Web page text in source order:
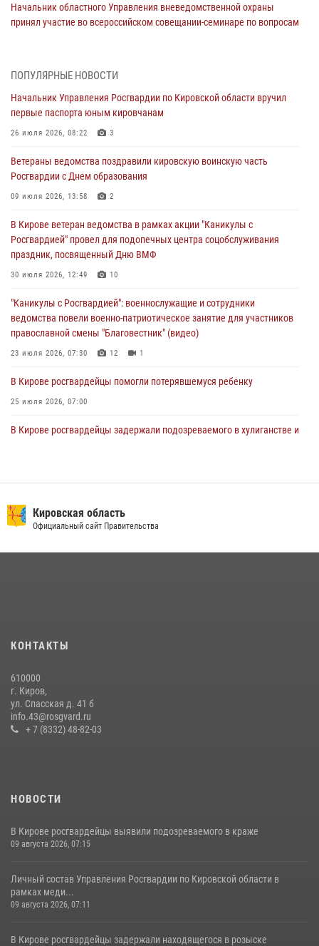
Начальник областного Управления вневедомственной охраны
принял участие во всероссийском совещании-семинаре по вопросам
инструмента
07 августа 2026, 08:39
хулиганстве
06 августа 2026, 07:00
почетные знаки и грамоты росгвардейцам (видео)
05 августа 2026, 11:00
В Кирове росгвардейцы задержали подозреваемую в сбыте
04 августа 2026, 09:30
ПОПУЛЯРНЫЕ НОВОСТИ
Начальник Управления Росгвардии по Кировской области вручил
первые паспорта юным кировчанам
26 июля 2026, 08:22 3
Ветераны ведомства поздравили кировскую воинскую часть
Росгвардии с Днем образования
09 июля 2026, 13:58 2
В Кирове ветеран ведомства в рамках акции "Каникулы с
Росгвардией" провел для подопечных центра соцобслуживания
праздник, посвященный Дню ВМФ
30 июля 2026, 12:49 10
"Каникулы с Росгвардией": военнослужащие и сотрудники
ведомства повели военно-патриотическое занятие для участников
православной смены "Благовестник" (видео)
23 июля 2026, 07:30 12 1
В Кирове росгвардейцы помогли потерявшемуся ребенку
25 июля 2026, 07:00
В Кирове росгвардейцы задержали подозреваемого в хулиганстве и
вневедомственную охрану и поступления в ведомственные вузы
22 июля 2026, 14:51 1 2
В Слободском росгвардейцы задержали подозреваемых в
В Кирове и Кирово-Чепецке росгвардейцы задержали
подозреваемых в хулиганстве
19 июля 2026, 07:00
Кировская область
Официальный сайт Правительства
КОНТАКТЫ
610000
г. Киров,
ул. Спасская д. 41 б
info.43@rosgvard.ru
+ 7 (8332) 48-82-03
НОВОСТИ
В Кирове росгвардейцы выявили подозреваемого в краже
09 августа 2026, 07:15
Личный состав Управления Росгвардии по Кировской области в
рамках меди...
09 августа 2026, 07:11
В Кирове росгвардейцы задержали находящегося в розыске